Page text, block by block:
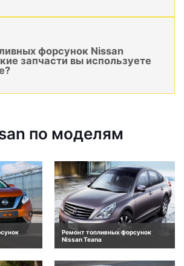
форсунок Nissan
запчасти вы используете
по моделям
Ремонт топливных форсунок
Nissan Teana